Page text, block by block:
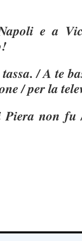
e a
/ A te
/ per la
Piera non